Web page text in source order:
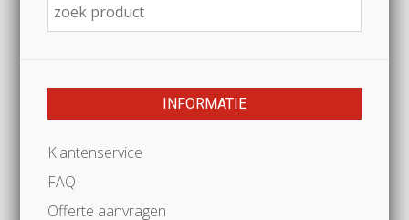
INFORMATIE
Klantenservice
FAQ
Offerte aanvragen